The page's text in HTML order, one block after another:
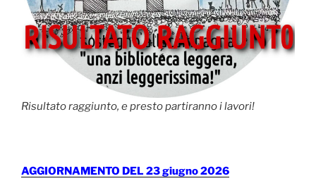
Risultato raggiunto, e presto partiranno i lavori!
AGGIORNAMENTO DEL 23 giugno 2026